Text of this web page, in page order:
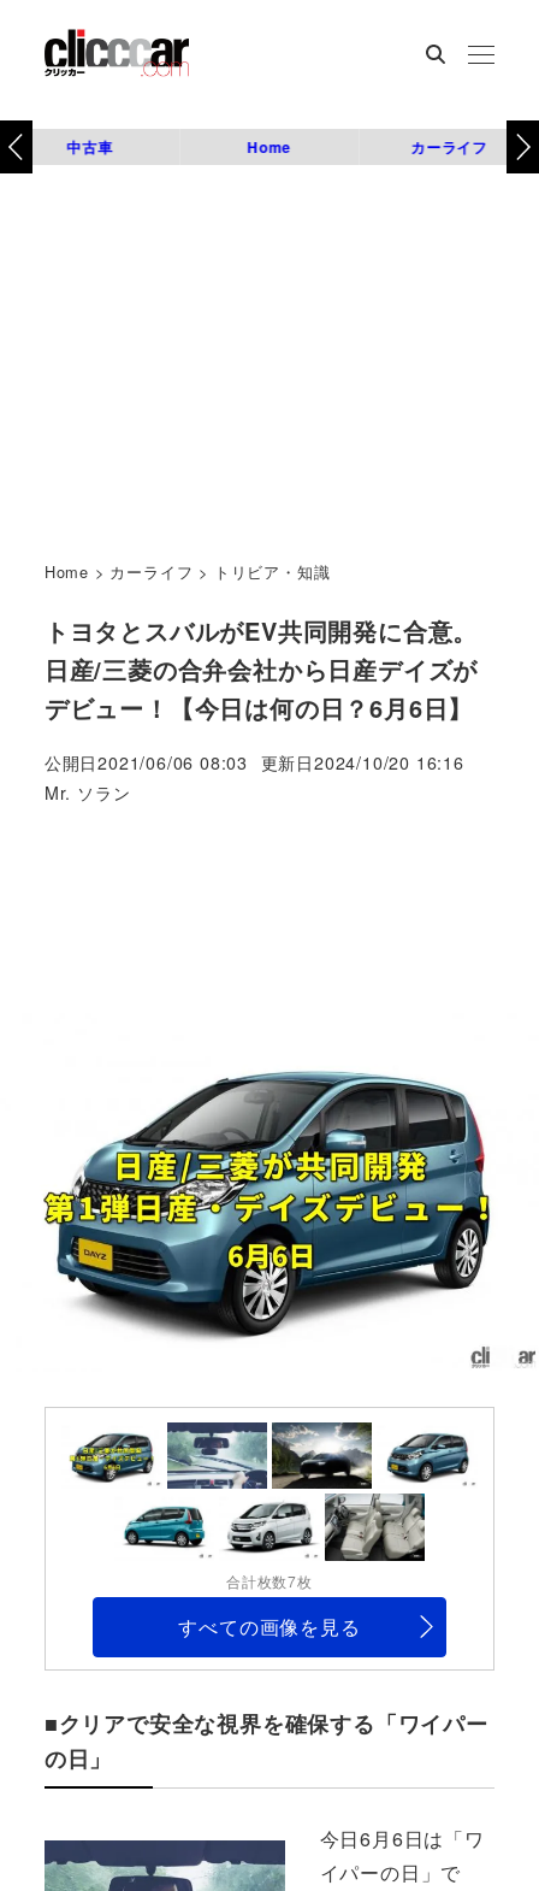
中古車 Home カーライフ
Home > カーライフ > トリビア・知識
トヨタとスバルがEV共同開発に合意。
日産/三菱の合弁会社から日産デイズが
デビュー！【今日は何の日？6月6日】
公開日2021/06/06 08:03 更新日2024/10/20 16:16
著
Mr. ソラン
合計枚数7枚
すべての画像を見る
■クリアで安全な視界を確保する「ワイパー
の日」
今日6月6日は「ワ
イパーの日」で